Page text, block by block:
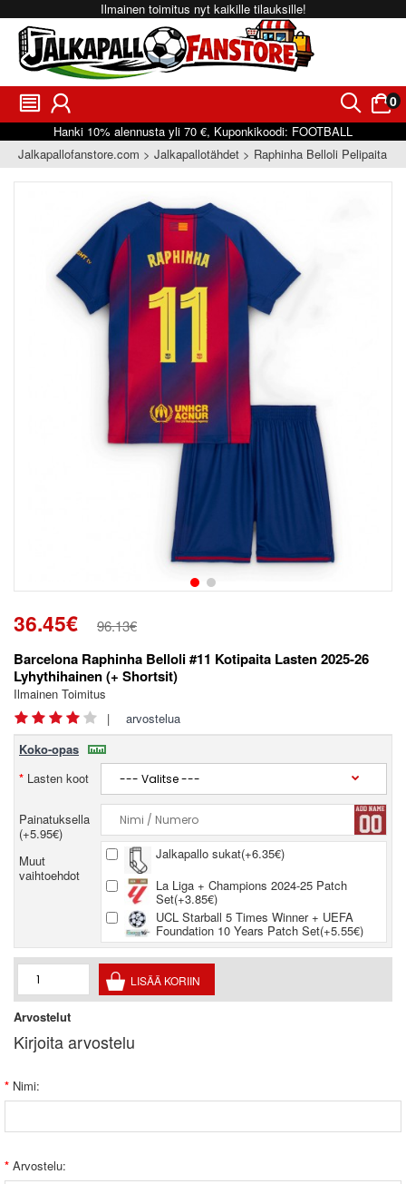
Ilmainen toimitus nyt kaikille tilauksille!
󰂩 󰃳 󰂨 0
󰃠
Hanki 10% alennusta yli 70 €, Kuponkikoodi: FOOTBALL
Jalkapallofanstore.com
Jalkapallotähdet Raphinha Belloli Pelipaita
36.45€ 96.13€
Barcelona Raphinha Belloli #11 Kotipaita Lasten 2025-26
Lyhythihainen (+ Shortsit)
Ilmainen Toimitus
|
arvostelua
Koko-opas
Lasten koot
Painatuksella
(+5.95€)
Muut
vaihtoehdot
Jalkapallo sukat(+6.35€)
La Liga + Champions 2024-25 Patch
Set(+3.85€)
UCL Starball 5 Times Winner + UEFA
Foundation 10 Years Patch Set(+5.55€)
Arvostelut
Kirjoita arvostelu
Nimi:
Arvostelu: